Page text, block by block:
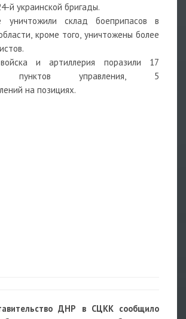
й украинской бригады.
склад боеприпасов в
кроме того, уничтожены более
и артиллерия поразили 17
пунктов управления, 5
на позициях.
ДНР в СЦКК сообщило